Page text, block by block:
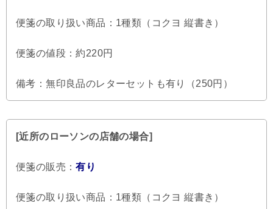
便箋の取り扱い商品：1種類（コクヨ 縦書き）
便箋の値段：約220円
備考：無印良品のレターセットも有り（250円）
[近所のローソンの店舗の場合]
便箋の販売：有り
便箋の取り扱い商品：1種類（コクヨ 縦書き）